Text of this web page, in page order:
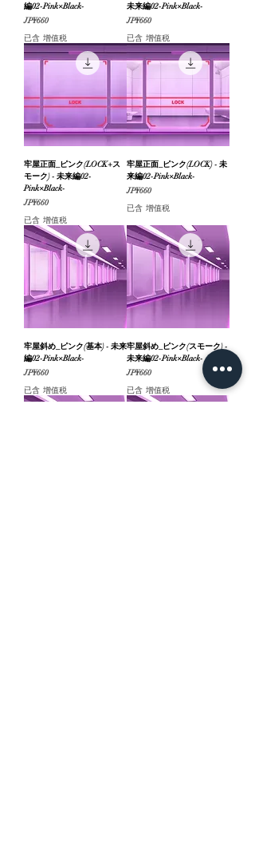
編02-Pink×Black-
價格
JP¥660
已含 增值税
未来編02-Pink×Black-
價格
JP¥660
已含 增值税
牢屋正面_ピンク(LOCK+ス
モーク) - 未来編02-
Pink×Black-
價格
JP¥660
已含 增值税
牢屋正面_ピンク(LOCK) - 未
来編02-Pink×Black-
價格
JP¥660
已含 增值税
牢屋斜め_ピンク(基本) - 未来
編02-Pink×Black-
價格
JP¥660
已含 增值税
牢屋斜め_ピンク(スモーク) -
未来編02-Pink×Black-
價格
JP¥660
已含 增值税